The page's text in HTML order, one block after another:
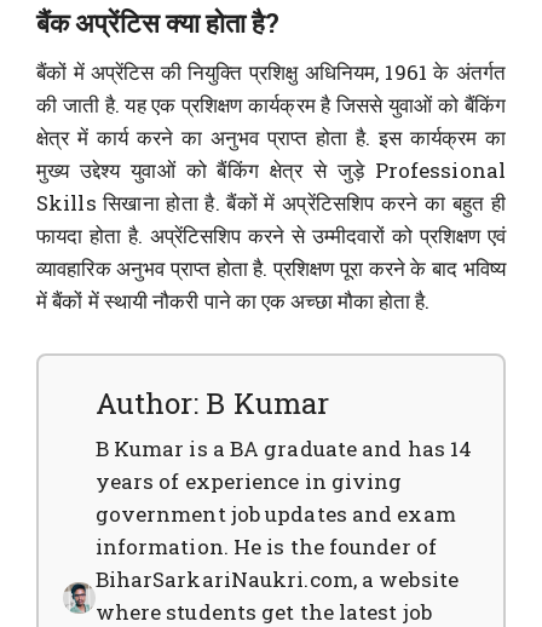
बैंक अप्रेंटिस क्या होता है?
बैंकों में अप्रेंटिस की नियुक्ति प्रशिक्षु अधिनियम, 1961 के अंतर्गत
की जाती है. यह एक प्रशिक्षण कार्यक्रम है जिससे युवाओं को बैंकिंग
क्षेत्र में कार्य करने का अनुभव प्राप्त होता है. इस कार्यक्रम का
मुख्य उद्देश्य युवाओं को बैंकिंग क्षेत्र से जुड़े Professional
Skills सिखाना होता है. बैंकों में अप्रेंटिसशिप करने का बहुत ही
फायदा होता है. अप्रेंटिसशिप करने से उम्मीदवारों को प्रशिक्षण एवं
व्यावहारिक अनुभव प्राप्त होता है. प्रशिक्षण पूरा करने के बाद भविष्य
में बैंकों में स्थायी नौकरी पाने का एक अच्छा मौका होता है.
Author: B Kumar
B Kumar is a BA graduate and has 14
years of experience in giving
government job updates and exam
information. He is the founder of
BiharSarkariNaukri.com, a website
where students get the latest job